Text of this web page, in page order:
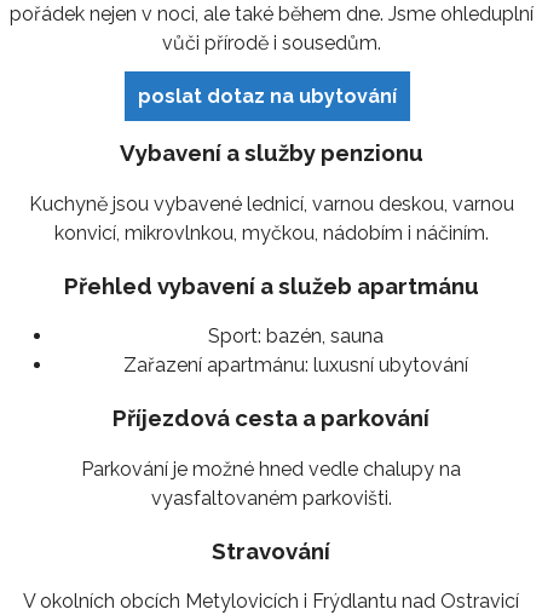
pořádek nejen v noci, ale také během dne. Jsme ohleduplní
vůči přírodě i sousedům.
poslat dotaz na ubytování
Vybavení a služby penzionu
Kuchyně jsou vybavené lednicí, varnou deskou, varnou
konvicí, mikrovlnkou, myčkou, nádobím i náčiním.
Přehled vybavení a služeb apartmánu
Sport: bazén, sauna
Zařazení apartmánu: luxusní ubytování
Příjezdová cesta a parkování
Parkování je možné hned vedle chalupy na
vyasfaltovaném parkovišti.
Stravování
V okolních obcích Metylovicích i Frýdlantu nad Ostravicí